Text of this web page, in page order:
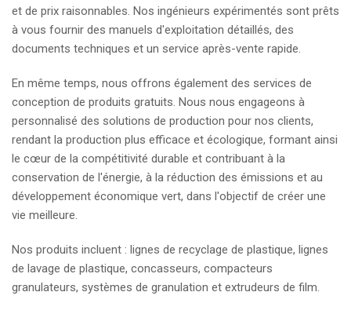
et de prix raisonnables. Nos ingénieurs expérimentés sont prêts
à vous fournir des manuels d'exploitation détaillés, des
documents techniques et un service après-vente rapide.
En même temps, nous offrons également des services de
conception de produits gratuits. Nous nous engageons à
personnalisé des solutions de production pour nos clients,
rendant la production plus efficace et écologique, formant ainsi
le cœur de la compétitivité durable et contribuant à la
conservation de l'énergie, à la réduction des émissions et au
développement économique vert, dans l'objectif de créer une
vie meilleure.
Nos produits incluent : lignes de recyclage de plastique, lignes
de lavage de plastique, concasseurs, compacteurs
granulateurs, systèmes de granulation et extrudeurs de film.